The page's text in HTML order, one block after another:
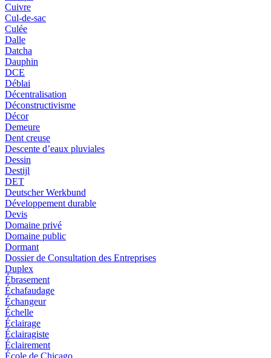
Cuivre
Cul-de-sac
Culée
Dalle
Datcha
Dauphin
DCE
Déblai
Décentralisation
Déconstructivisme
Décor
Demeure
Dent creuse
Descente d’eaux pluviales
Dessin
Destijl
DET
Deutscher Werkbund
Développement durable
Devis
Domaine privé
Domaine public
Dormant
Dossier de Consultation des Entreprises
Duplex
Ébrasement
Échafaudage
Échangeur
Échelle
Éclairage
Éclairagiste
Éclairement